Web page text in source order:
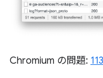
Chromium の問題: